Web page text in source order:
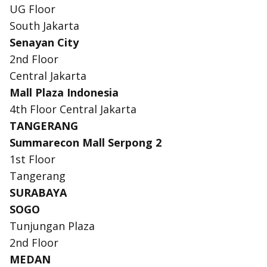
UG Floor
South Jakarta
Senayan City
2nd Floor
Central Jakarta
Mall Plaza Indonesia
4th Floor Central Jakarta
TANGERANG
Summarecon Mall Serpong 2
1st Floor
Tangerang
SURABAYA
SOGO
Tunjungan Plaza
2nd Floor
MEDAN